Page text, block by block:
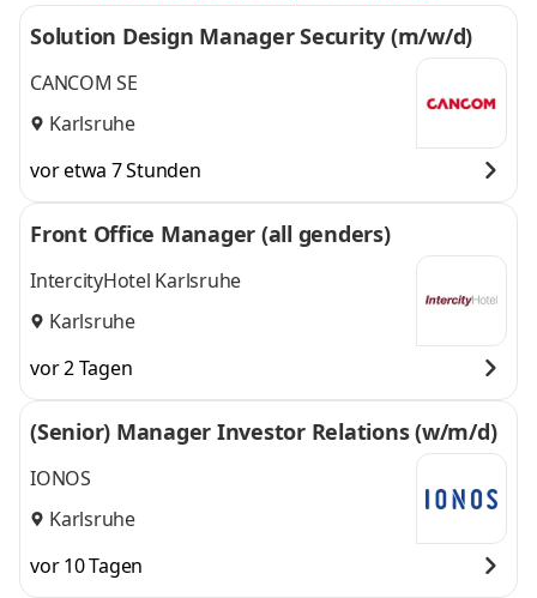
Solution Design Manager Security (m/w/d)
CANCOM SE
Karlsruhe
vor etwa 7 Stunden
Front Office Manager (all genders)
IntercityHotel Karlsruhe
Karlsruhe
vor 2 Tagen
(Senior) Manager Investor Relations (w/m/d)
IONOS
Karlsruhe
vor 10 Tagen